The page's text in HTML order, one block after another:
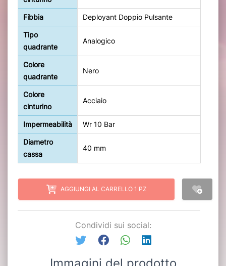
Fibbia Deployant Doppio Pulsante
Tipo
quadrante
Analogico
Colore
quadrante
Nero
Colore
cinturino
Acciaio
Impermeabilità Wr 10 Bar
Diametro
cassa
40 mm
AGGIUNGI AL CARRELLO 1 PZ
Condividi sui social: